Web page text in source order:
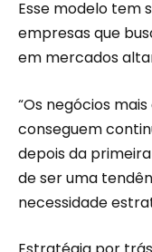
Esse modelo tem
empresas que
em mercados
“Os negócios
conseguem
depois da
de ser uma
necessidade